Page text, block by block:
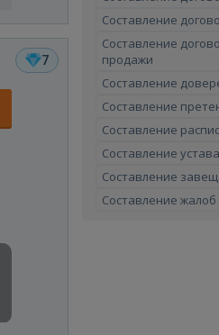
7
Составление
Составление
продажи
Составление
Составление
Составление
Составление
Составление
Составление жалоб